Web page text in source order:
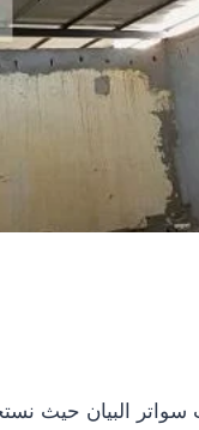
البيان حيث